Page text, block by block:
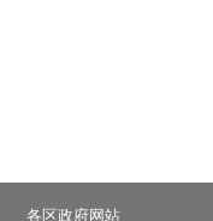
各区政府网站